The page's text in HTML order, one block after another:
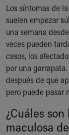
Educational
Injury Prevention
Medical Records
Symptom
Skip to main
Los síntomas de
suelen empezar
una semana
veces pueden
casos, los
por una
después de que
pero puede pasar
¿Cuáles
maculosa